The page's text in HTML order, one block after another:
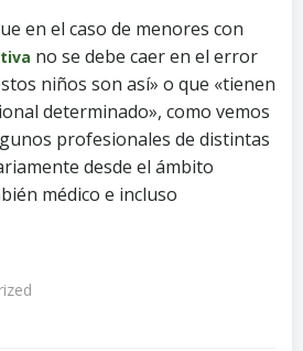
en el caso de menores con
no se debe caer en el error
niños son así» o que «tienen
determinado», como vemos
profesionales de distintas
desde el ámbito
médico e incluso